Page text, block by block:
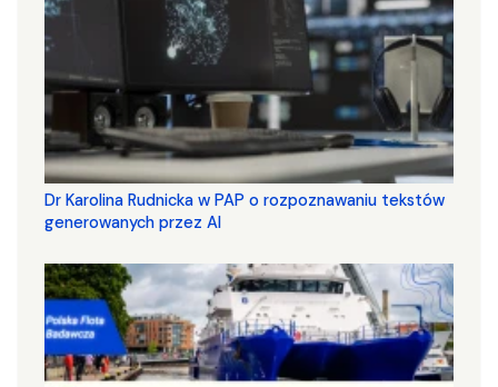
Dr Karolina Rudnicka w PAP o rozpoznawaniu tekstów
generowanych przez AI